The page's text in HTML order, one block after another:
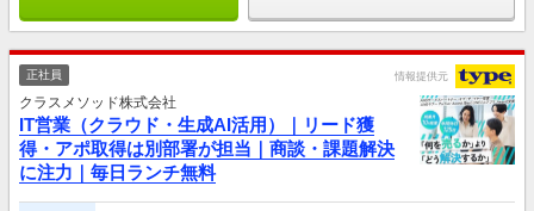
正社員 情報提供元
クラスメソッド株式会社
IT営業（クラウド・生成AI活用）｜リード獲
得・アポ取得は別部署が担当｜商談・課題解決
に注力｜毎日ランチ無料